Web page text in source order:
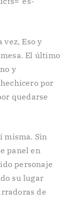
vez, Eso y
El último
y
por
quedarse
misma. Sin
panel en
personaje
su lugar
de